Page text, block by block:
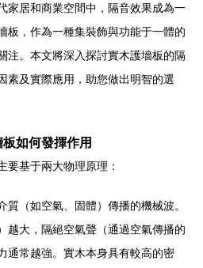
家居和商業空間中，隔音效果成為一
板，作為一種集裝飾與功能于一體的
注。本文將深入探討實木護墻板的隔
素及實際應用，助您做出明智的選
如何發揮作用
要基于兩大物理原理：
質（如空氣、固體）傳播的機械波。
越大，隔絕空氣聲（通過空氣傳播的
通常越強。實木本身具有較高的密